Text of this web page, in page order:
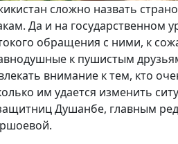
сложно назвать
Да и на государственном
обращения с ними, к
к пушистым
внимание к тем, кто
им удается изменить
Душанбе, главным